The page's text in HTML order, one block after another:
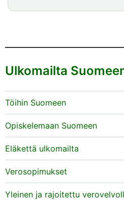
Ulkomailta
Töihin Suomeen
Opiskelemaan Suomeen
Eläkettä ulkomailta
Verosopimukset
Yleinen ja rajoitettu